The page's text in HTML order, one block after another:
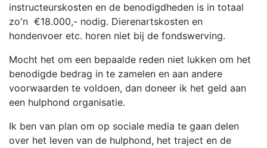
instructeurskosten en de benodigdheden is in totaal
zo'n €18.000,- nodig. Dierenartskosten en
hondenvoer etc. horen niet bij de fondswerving.
Mocht het om een bepaalde reden niet lukken om het
benodigde bedrag in te zamelen en aan andere
voorwaarden te voldoen, dan doneer ik het geld aan
een hulphond organisatie.
Ik ben van plan om op sociale media te gaan delen
over het leven van de hulphond, het traject en de